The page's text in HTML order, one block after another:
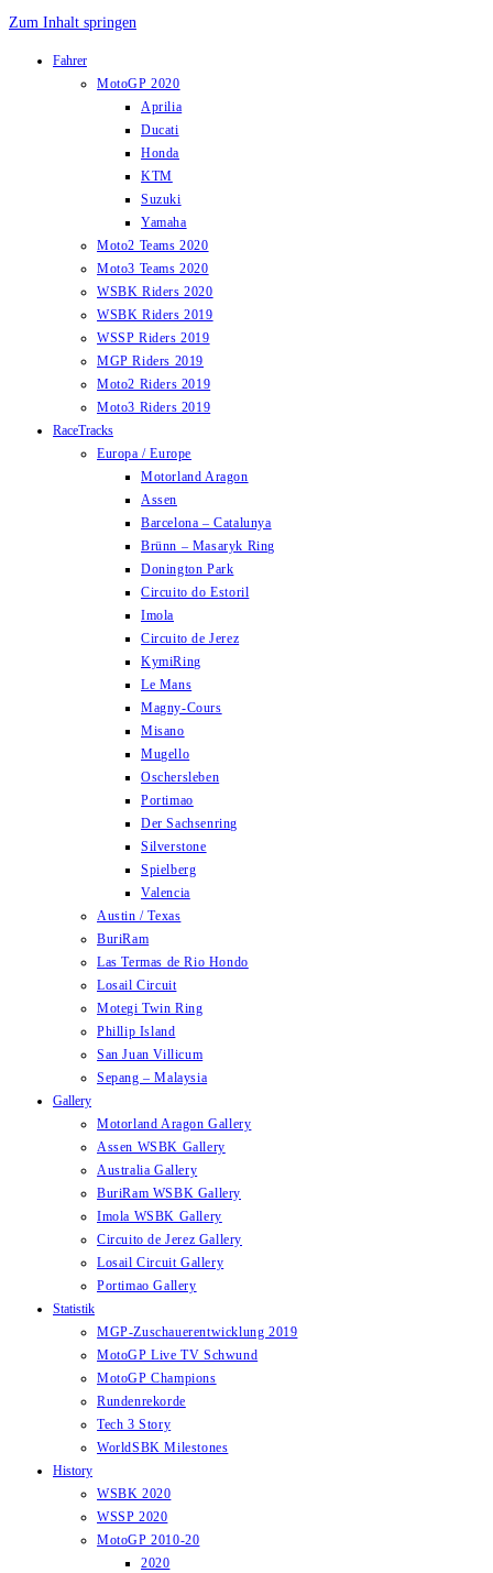
Zum Inhalt springen
Fahrer
MotoGP 2020
Aprilia
Ducati
Honda
KTM
Suzuki
Yamaha
Moto2 Teams 2020
Moto3 Teams 2020
WSBK Riders 2020
WSBK Riders 2019
WSSP Riders 2019
MGP Riders 2019
Moto2 Riders 2019
Moto3 Riders 2019
RaceTracks
Europa / Europe
Motorland Aragon
Assen
Barcelona – Catalunya
Brünn – Masaryk Ring
Donington Park
Circuito do Estoril
Imola
Circuito de Jerez
KymiRing
Le Mans
Magny-Cours
Misano
Mugello
Oschersleben
Portimao
Der Sachsenring
Silverstone
Spielberg
Valencia
Austin / Texas
BuriRam
Las Termas de Rio Hondo
Losail Circuit
Motegi Twin Ring
Phillip Island
San Juan Villicum
Sepang – Malaysia
Gallery
Motorland Aragon Gallery
Assen WSBK Gallery
Australia Gallery
BuriRam WSBK Gallery
Imola WSBK Gallery
Circuito de Jerez Gallery
Losail Circuit Gallery
Portimao Gallery
Statistik
MGP-Zuschauerentwicklung 2019
MotoGP Live TV Schwund
MotoGP Champions
Rundenrekorde
Tech 3 Story
WorldSBK Milestones
History
WSBK 2020
WSSP 2020
MotoGP 2010-20
2020